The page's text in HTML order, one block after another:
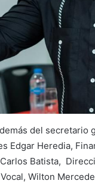
del secretario
Edgar Heredia,
Batista,
Wilton